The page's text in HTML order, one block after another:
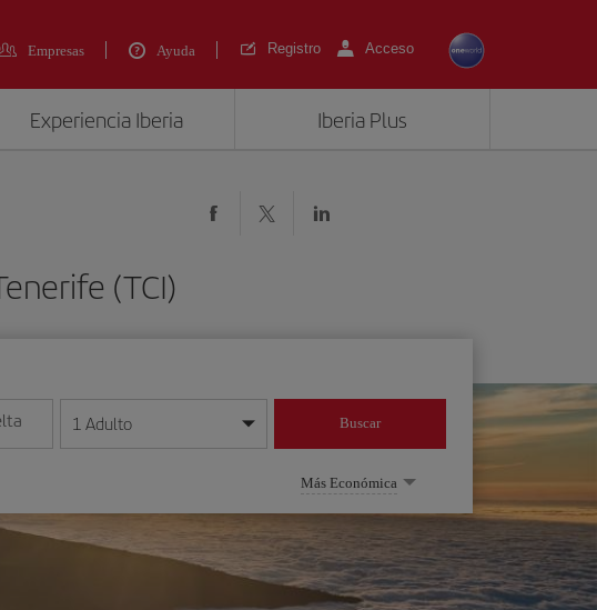
Empresas Ayuda Registro Acceso
Experiencia Iberia Iberia Plus
(TCI)
añoen formato día/mes/año
1 Adulto Buscar
Más Económica